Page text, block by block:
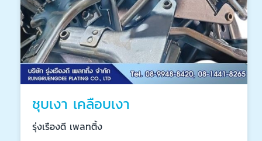
ชุบเงา เคลือบเงา
รุ่งเรืองดี เพลทติ้ง